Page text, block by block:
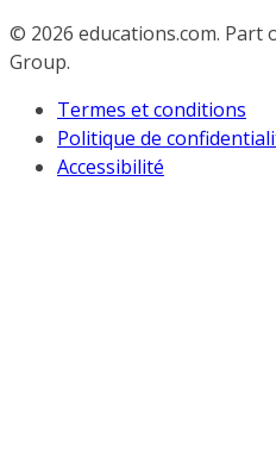
© 2026 educations.com. Part
Group.
Termes et conditions
Politique de
Accessibilité